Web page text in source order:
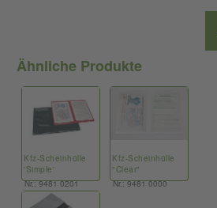
Ähnliche Produkte
Kfz-Scheinhülle
'Simple'
Nr.: 9481 0201
Kfz-Scheinhülle
"Clear"
Nr.: 9481 0000